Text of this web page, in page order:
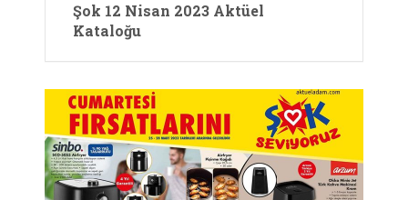
Şok 12 Nisan 2023 Aktüel
Kataloğu